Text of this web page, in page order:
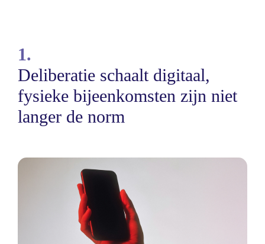
1.
Deliberatie schaalt digitaal,
fysieke bijeenkomsten zijn niet
langer de norm